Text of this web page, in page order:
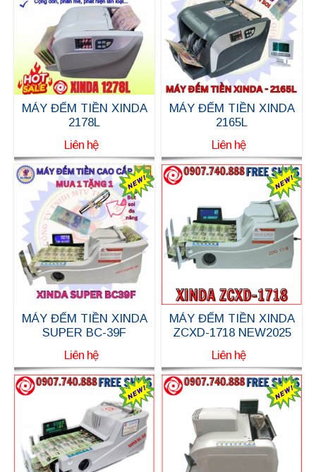
MÁY ĐẾM TIỀN XINDA
2178L
Liên hệ
MÁY ĐẾM TIỀN XINDA
2165L
Liên hệ
MÁY ĐẾM TIỀN XINDA
SUPER BC-39F
Liên hệ
MÁY ĐẾM TIỀN XINDA
ZCXD-1718 NEW2025
Liên hệ